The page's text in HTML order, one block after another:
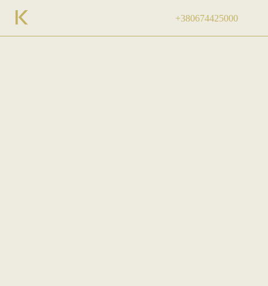
+380674425000